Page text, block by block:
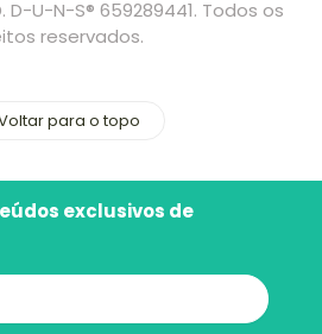
D-U-N-S® 659289441. Todos os
reservados.
para o topo
exclusivos de